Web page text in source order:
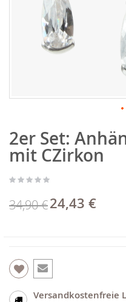
Anfang
der
Bildgalerie
2er Set:
mit CZirkon
34,90 € Sonderpreis
24,43 €
Versandkostenfreie